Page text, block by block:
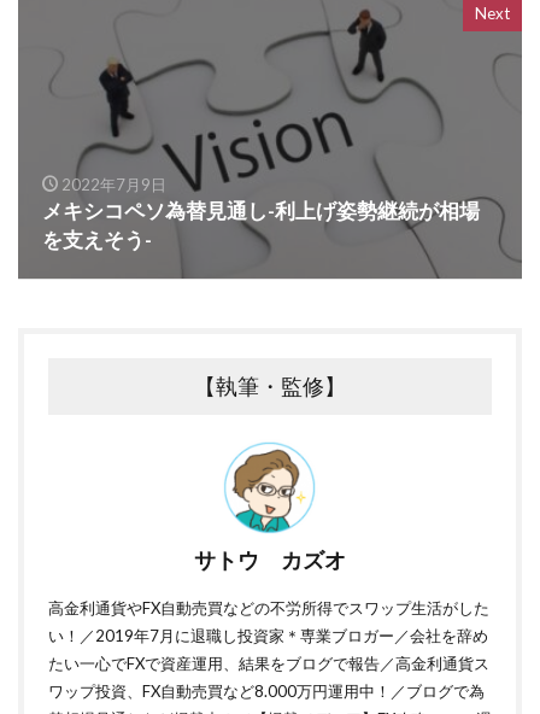
Next
2022年7月9日
メキシコペソ為替見通し-利上げ姿勢継続が相場
を支えそう-
【執筆・監修】
サトウ カズオ
高金利通貨やFX自動売買などの不労所得でスワップ生活がした
い！／2019年7月に退職し投資家＊専業ブロガー／会社を辞め
たい一心でFXで資産運用、結果をブログで報告／高金利通貨ス
ワップ投資、FX自動売買など8.000万円運用中！／ブログで為